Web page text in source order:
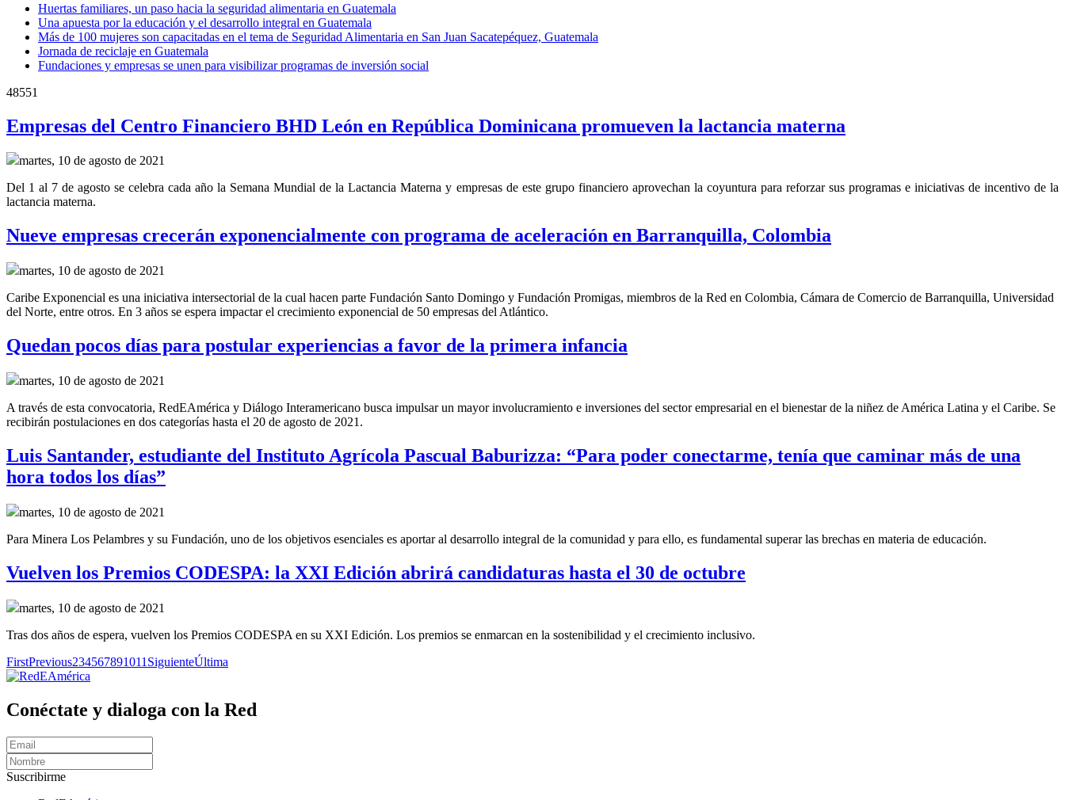
Huertas familiares, un paso hacia la seguridad alimentaria en Guatemala
Una apuesta por la educación y el desarrollo integral en Guatemala
Más de 100 mujeres son capacitadas en el tema de Seguridad Alimentaria en San Juan Sacatepéquez, Guatemala
Jornada de reciclaje en Guatemala
Fundaciones y empresas se unen para visibilizar programas de inversión social
48551
Empresas del Centro Financiero BHD León en República Dominicana promueven la lactancia materna
martes, 10 de agosto de 2021
Del 1 al 7 de agosto se celebra cada año la Semana Mundial de la Lactancia Materna y empresas de este grupo financiero aprovechan la coyuntura para reforzar sus programas e iniciativas de incentivo de la
lactancia materna.
Nueve empresas crecerán exponencialmente con programa de aceleración en Barranquilla, Colombia
martes, 10 de agosto de 2021
Caribe Exponencial es una iniciativa intersectorial de la cual hacen parte Fundación Santo Domingo y Fundación Promigas, miembros de la Red en Colombia, Cámara de Comercio de Barranquilla, Universidad
del Norte, entre otros. En 3 años se espera impactar el crecimiento exponencial de 50 empresas del Atlántico.
Quedan pocos días para postular experiencias a favor de la primera infancia
martes, 10 de agosto de 2021
A través de esta convocatoria, RedEAmérica y Diálogo Interamericano busca impulsar un mayor involucramiento e inversiones del sector empresarial en el bienestar de la niñez de América Latina y el Caribe. Se
recibirán postulaciones en dos categorías hasta el 20 de agosto de 2021.
Luis Santander, estudiante del Instituto Agrícola Pascual Baburizza: “Para poder conectarme, tenía que caminar más de una
hora todos los días”
martes, 10 de agosto de 2021
Para Minera Los Pelambres y su Fundación, uno de los objetivos esenciales es aportar al desarrollo integral de la comunidad y para ello, es fundamental superar las brechas en materia de educación.
Vuelven los Premios CODESPA: la XXI Edición abrirá candidaturas hasta el 30 de octubre
martes, 10 de agosto de 2021
Tras dos años de espera, vuelven los Premios CODESPA en su XXI Edición. Los premios se enmarcan en la sostenibilidad y el crecimiento inclusivo.
FirstPrevious234567891011 SiguienteÚltima
Conéctate y dialoga con la Red
Suscribirme